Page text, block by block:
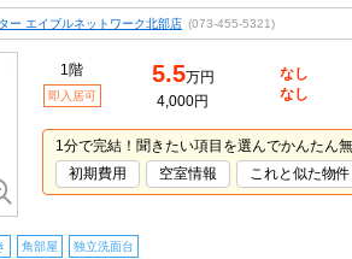
ー エイブルネットワーク北部店 (073-455-5321)
1階
即入居可
5.5万円
4,000円
なし
なし
1分で完結！聞きたい項目を選んでかんたん無
初期費用
空室情報 これと似た物件
角部屋 独立洗面台